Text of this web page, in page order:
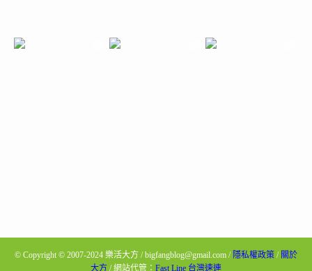
© Copyright © 2007-2024 樂活大方 / bigfangblog@gmail.com / 隱私權政策 / 關於
大方 / 網站代管： Fast Line 台灣速連